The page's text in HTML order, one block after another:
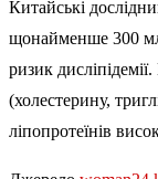
Китайські
щонайменше 300
ризик
(холестерину,
ліпопротеїнів